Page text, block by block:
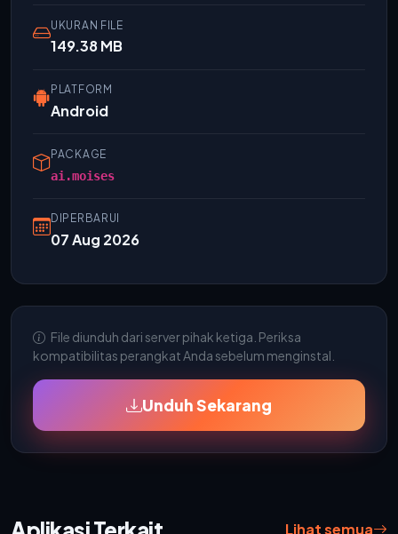
UKURAN FILE
149.38 MB
PLATFORM
Android
PACKAGE
ai.moises
DIPERBARUI
07 Aug 2026
File diunduh dari server pihak ketiga. Periksa
kompatibilitas perangkat Anda sebelum menginstal.
Unduh Sekarang
Lihat semua